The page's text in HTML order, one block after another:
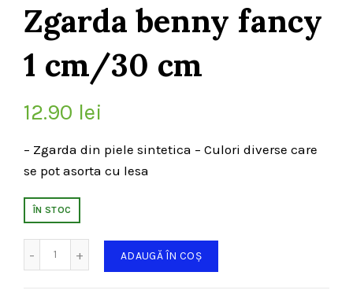
Zgarda benny fancy
1 cm/30 cm
12.90 lei
– Zgarda din piele sintetica – Culori diverse care
se pot asorta cu lesa
ÎN STOC
ADAUGĂ ÎN COȘ